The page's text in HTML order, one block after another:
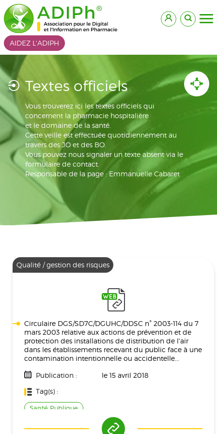
AIDEZ L'ADIPH
Textes officiels
Vous trouverez ici les textes officiels qui
concernent la pharmacie hospitalière
et le domaine de la santé.
Cette veille est effectuée quotidiennement au
travers des JO et des BO.
Vous pouvez nous signaler un texte absent via le
formulaire de contact.
Responsable de la page : Emmanuelle Cabaret
Qualité / gestion des risques
Circulaire DGS/SD7C/DGUHC/DDSC n° 2003-114 du 7
mars 2003 relative aux actions de prévention et de
protection des installations de distribution de l'air
dans les établissements recevant du public face à une
contamination intentionnelle ou accidentelle...
Publication :
le 15 avril 2018
Tag(s) :
Santé Publique